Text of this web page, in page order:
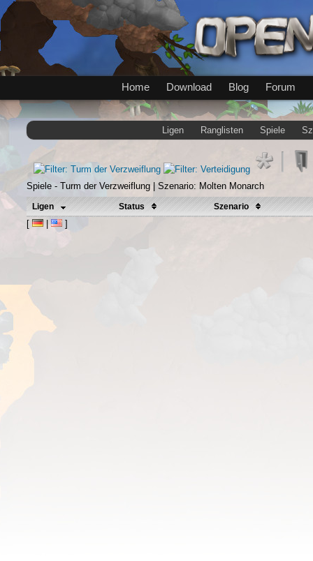
Home Download Blog Forum
Ligen Ranglisten Spiele
Spiele - Turm der Verzweiflung | Szenario: Molten Monarch
Ligen Status Szenario
[ | ]